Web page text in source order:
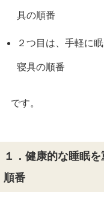
具の順番
２つ目は、手軽に
寝具の順番
です。
１．健康的な睡眠
順番